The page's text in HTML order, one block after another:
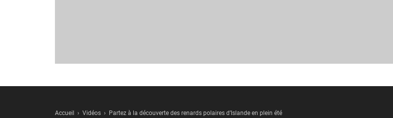
Accueil Vidéos Partez à la découverte des renards polaires d’Islande en plein été